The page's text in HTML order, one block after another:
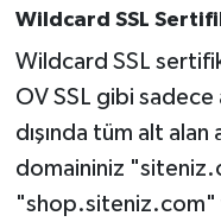
Wildcard SSL
Wildcard SSL
OV SSL gibi
dışında tüm alt alan
domaininiz